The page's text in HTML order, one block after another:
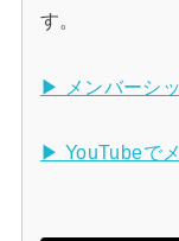
す。
▶ メンバーシ
▶ YouTubeで